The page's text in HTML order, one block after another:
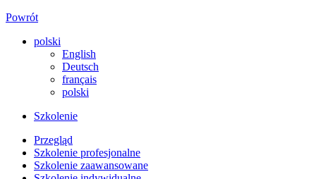
Powrót
polski
English
Deutsch
français
polski
Szkolenie
Przegląd
Szkolenie profesjonalne
Szkolenie zaawansowane